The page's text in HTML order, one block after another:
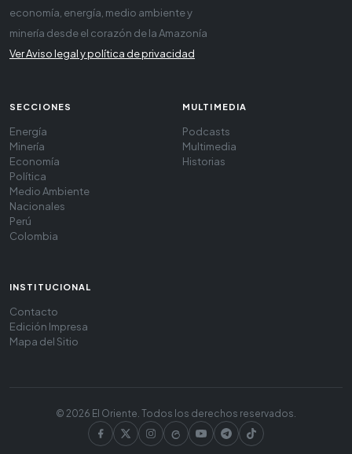
economía, energía, medio ambiente y
minería desde el corazón de la Amazonía
Ver Aviso legal y política de privacidad
SECCIONES
Energía
Minería
Economía
Política
Medio Ambiente
Nacionales
Perú
Colombia
MULTIMEDIA
Podcasts
Multimedia
Historias
INSTITUCIONAL
Contacto
Edición Impresa
Mapa del Sitio
© 2026 El Oriente. Todos los derechos reservados.